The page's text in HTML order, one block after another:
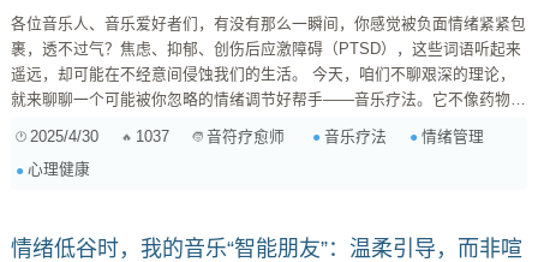
各位音乐人、音乐爱好者们，有没有那么一瞬间，你感觉被负面情绪紧紧包
裹，透不过气？焦虑、抑郁、创伤后应激障碍（PTSD），这些词语听起来
遥远，却可能在不经意间侵蚀我们的生活。 今天，咱们不聊艰深的理论，
就来聊聊一个可能被你忽略的情绪调节好帮手——音乐疗法。它不像药物那
法？别再觉得它只是“听听歌”那么简单！ 你可能会说：“音乐谁不会听？我
每天都在听歌啊，也没见有什么疗效！” 别急，此“听”非彼“听”。音乐疗法可
2025/4/30 1037 音符疗愈师 音乐疗法
情绪管理
心理健康
情绪低谷时，我的音乐“智能朋友”：温柔引导，而非喧